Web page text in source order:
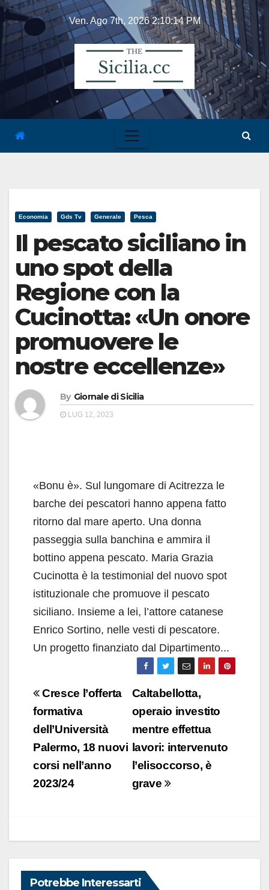
Skip
content
Ven. Ago 7th, 20262:10:14 PM
Economia Gds Tv Generale Pesca
Il pescato siciliano in
uno spot della
Regione con la
Cucinotta: «Un onore
promuovere le
nostre eccellenze»
By Giornale di Sicilia
LUG 12, 2023
«Bonu è». Sul lungomare di Acitrezza le
barche dei pescatori hanno appena fatto
ritorno dal mare aperto. Una donna
passeggia sulla banchina e ammira il
bottino appena pescato. Maria Grazia
Cucinotta è la testimonial del nuovo spot
istituzionale che promuove il pescato
siciliano. Insieme a lei, l’attore catanese
Enrico Sortino, nelle vesti di pescatore.
Un progetto finanziato dal Dipartimento...
Navigazione
articoli
Caltabellotta,
operaio investito
mentre effettua
lavori: intervenuto
l’elisoccorso, è
grave
Cresce l’offerta
formativa
dell’Università
Palermo, 18 nuovi
corsi nell’anno
2023/24
Potrebbe Interessarti